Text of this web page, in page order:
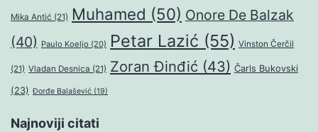
Mika Antić (21) Muhamed (50) Onore De Balzak
(40) Paulo Koeljo (20) Petar Lazić (55) Vinston Čerčil
(21) Vladan Desnica (21) Zoran Đinđić (43) Čarls Bukovski
(23) Đorđe Balašević (19)
Najnoviji citati